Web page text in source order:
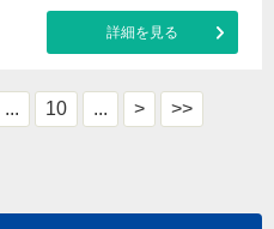
詳細を見る
... 10 ... > >>